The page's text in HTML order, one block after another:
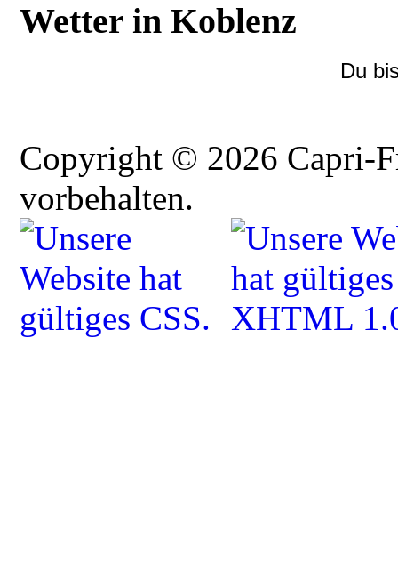
Wetter in Koblenz
Du
Copyright © 2026 Capri-
vorbehalten.